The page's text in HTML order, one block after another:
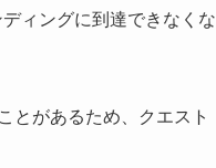
ィングに到達できなくな
とがあるため、クエスト